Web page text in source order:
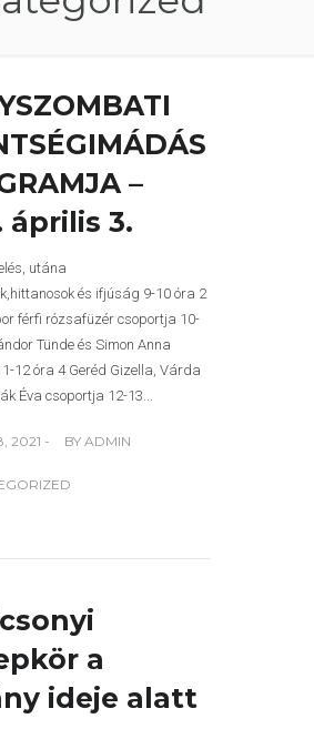
–
április 3.
utána
és ifjúság 9-10 óra 2
férfi rózsafüzér csoportja 10-
Tünde és Simon Anna
12 óra 4 Geréd Gizella, Várda
Éva csoportja 12-13...
2021 - BY ADMIN
a
ideje alatt